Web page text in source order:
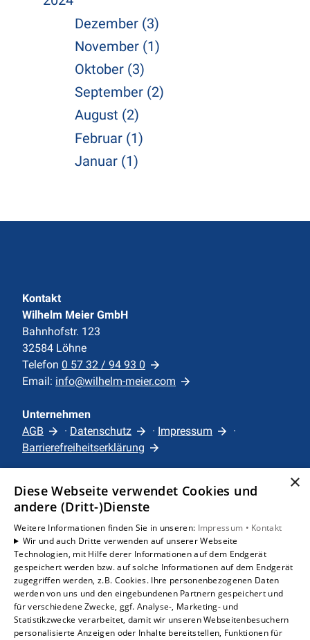
Dezember (3)
November (1)
Oktober (3)
September (2)
August (2)
Februar (1)
Januar (1)
Kontakt
Wilhelm Meier GmbH
Bahnhofstr. 123
32584 Löhne
Telefon 0 57 32 / 94 93 0
Email: info@wilhelm-meier.com
Unternehmen
AGB
· Datenschutz · Impressum
·
Barrierefreiheitserklärung
Leistungen
Privatkunden
Unternehmen
Standorte
Löhne
×
Diese Webseite verwendet Cookies und
andere (Dritt-)Dienste
Weitere Informationen finden Sie in unseren: Impressum • Kontakt
Wir und auch Dritte verwenden auf unserer Webseite
Technologien, mit Hilfe derer Informationen auf dem Endgerät
gespeichert werden bzw. auf solche Informationen auf dem Endgerät
zugegriffen werden, z.B. Cookies. Ihre personenbezogenen Daten
werden von uns und den eingebundenen Partnern gespeichert und
für verschiedene Zwecke, ggf. Analyse-, Marketing- und
Statistikzwecke verarbeitet, damit wir unseren Webseitenbesuchern
personalisierte Anzeigen oder Inhalte bereitstellen, Funktionen für